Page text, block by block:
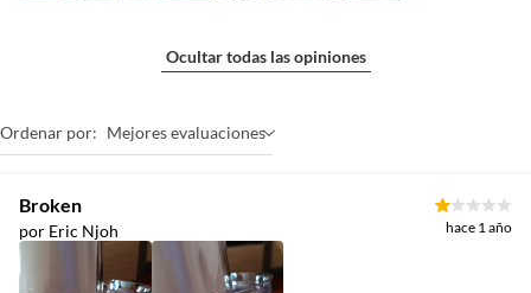
Ocultar todas las opiniones
Ordenar por: Mejores evaluaciones
Broken
por Eric Njoh hace 1 año